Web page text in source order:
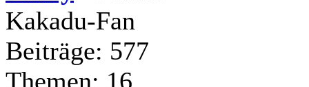
Kakadu-Fan
Beiträge: 577
Themen: 16